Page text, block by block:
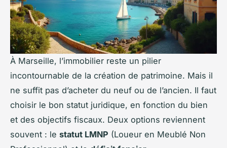
À Marseille, l’immobilier reste un pilier
incontournable de la création de patrimoine. Mais il
ne suffit pas d’acheter du neuf ou de l’ancien. Il faut
choisir le bon statut juridique, en fonction du bien
et des objectifs fiscaux. Deux options reviennent
souvent : le statut LMNP (Loueur en Meublé Non